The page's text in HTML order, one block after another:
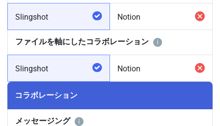
Slingshot Notion
ファイルを軸にしたコラボレーション
Slingshot Notion
コラボレーション
メッセージング